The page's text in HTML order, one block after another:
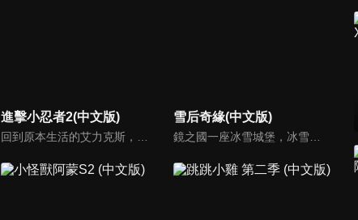
進擊小忍者2(中文版) 雪后奇緣(中文版)